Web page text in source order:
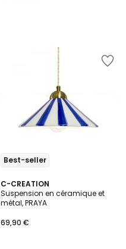
Best-seller
C-CREATION
Suspension en céramique et
métal, PRAYA
69,90 €
5
/
5
3
Couleurs